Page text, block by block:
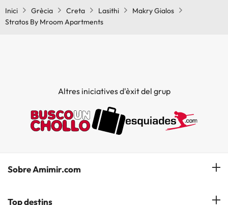
Inici
Grècia Creta Lasithi
Makry Gialos
Stratos By Mroom Apartments
Altres iniciatives d'èxit del grup
Sobre Amimir.com
¿Qui som?
Top destins